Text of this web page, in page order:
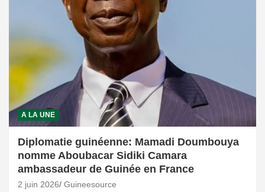
A LA UNE
Diplomatie guinéenne: Mamadi Doumbouya
nomme Aboubacar Sidiki Camara
ambassadeur de Guinée en France
2 juin 2026 Guineesource